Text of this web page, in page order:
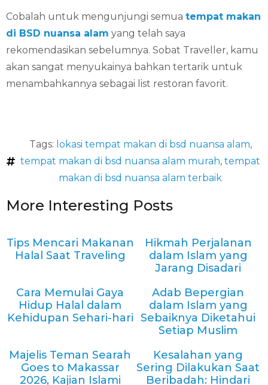
Cobalah untuk mengunjungi semua tempat makan
di BSD nuansa alam yang telah saya
rekomendasikan sebelumnya. Sobat Traveller, kamu
akan sangat menyukainya bahkan tertarik untuk
menambahkannya sebagai list restoran favorit.
Tags: lokasi tempat makan di bsd nuansa alam,
tempat makan di bsd nuansa alam murah, tempat
makan di bsd nuansa alam terbaik
More Interesting Posts
Tips Mencari Makanan
Halal Saat Traveling
Hikmah Perjalanan
dalam Islam yang
Jarang Disadari
Cara Memulai Gaya
Hidup Halal dalam
Kehidupan Sehari-hari
Adab Bepergian
dalam Islam yang
Sebaiknya Diketahui
Setiap Muslim
Majelis Teman Searah
Goes to Makassar
2026, Kajian Islami
Kesalahan yang
Sering Dilakukan Saat
Beribadah: Hindari